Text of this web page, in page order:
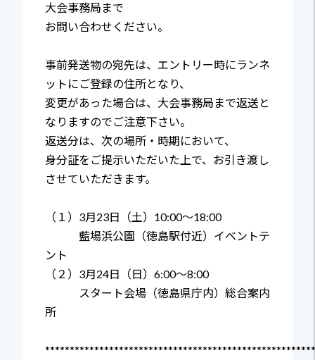
大会事務局まで
お問い合わせください。
事前発送物の宛先は、エントリー時にランネ
ットにご登録の住所となり、
変更があった場合は、大会事務局まで返送と
なりますのでご注意下さい。
返送分は、次の場所・時期において、
身分証をご提示いただいた上で、お引き渡し
させていただきます。
（１）3月23日（土）10:00～18:00
藍場浜公園（徳島駅付近）イベントテ
ント
（２）3月24日（日）6:00～8:00
スタート会場（徳島県庁内）総合案内
所